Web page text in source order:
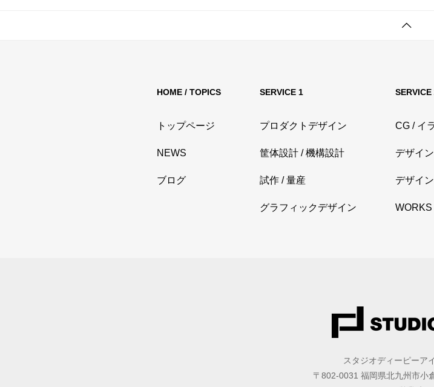
HOME / TOPICS
トップページ
NEWS
ブログ
SERVICE 1
プロダクトデザイン
筐体設計 / 機構設計
試作 / 量産
グラフィックデザイン
SERVICE
CG / イ
デザイ
デザイ
スタジオディーピーア
〒802-0031 福岡県北九州市小